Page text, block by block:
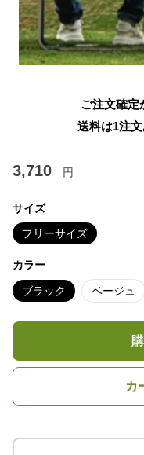
ご注文確定
送料は1注文
3,710 円
サイズ
フリーサイズ
カラー
ブラック ベージュ
カ